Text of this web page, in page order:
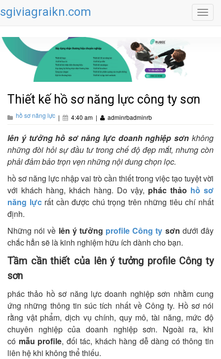
sgiviagraikn.com
Thiết kế hồ sơ năng lực công ty sơn
hồ sơ năng lực | 4:40 am | adminrbadminrb
lên ý tưởng hồ sơ năng lực doanh nghiệp sơn không
những đòi hỏi sự đầu tư trong chế độ đẹp mắt, nhưng còn
phải đảm bảo trọn vẹn những nội dung chọn lọc.
hồ sơ năng lực nhập vai trò cần thiết trong việc tạo tuyệt vời
với khách hàng, khách hàng. Do vậy, phác thảo hồ sơ
năng lựcrất cần được chú trọng trên những tiêu chí nhất
định.
Những nói về lên ý tưởng profile Công ty sơn dưới đây
chắc hẳn sẽ là kinh nghiệm hữu ích dành cho bạn.
Tầm cần thiết của lên ý tưởng profile Công ty
sơn
phác thảo hồ sơ năng lực doanh nghiệp sơn nhằm cung
ứng những thông tin súc tích nhất về Công ty. Hồ sơ nói
rằng vật phẩm, dịch vụ chính, quy mô, tài năng, mức độ
chuyên nghiệp của doanh nghiệp sơn. Ngoài ra, khi
có mẫu profile, đối tác, khách hàng dễ dàng có thông tin
liên hệ khi không thể thiếu.